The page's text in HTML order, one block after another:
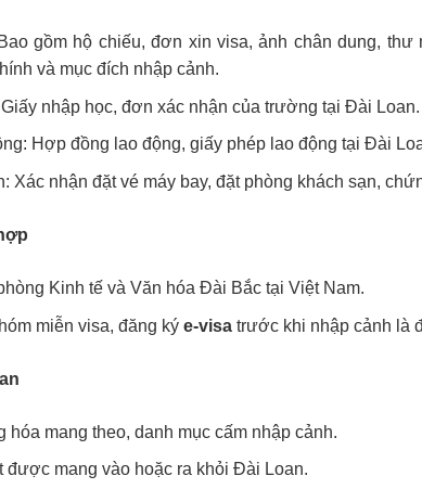
gồm hộ chiếu, đơn xin visa, ảnh chân dung, thư
và mục đích nhập cảnh.
nhập học, đơn xác nhận của trường tại Đài Loan.
Hợp đồng lao động, giấy phép lao động tại Đài
Xác nhận đặt vé máy bay, đặt phòng khách sạn,
Kinh tế và Văn hóa Đài Bắc tại Việt Nam.
miễn visa, đăng kýe-visa trước khi nhập cảnh là
hóa mang theo, danh mục cấm nhập cảnh.
được mang vào hoặc ra khỏi Đài Loan.